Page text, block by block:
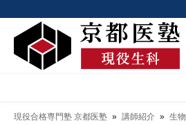
現役合格専門塾 京都医塾 » 講師紹介 » 生物